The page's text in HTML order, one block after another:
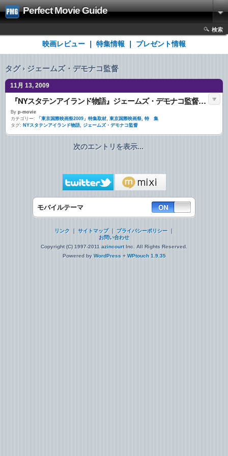
Perfect Movie Guide
検索
映画レビュー 特集情報 プレゼント情報
タグ › ジェームズ・デモナコ監督
11月 13, 2009
『NYスタテンアイランド物語』ジェームズ・デモナコ監督インタビュー
By p-movie
カテゴリー:
「東京国際映画祭2009」特集取材, 東京国際映画祭, 特 集
タグ: NYスタテンアイランド物語, ジェームズ・デモナコ監督
次のエントリを表示...
モバイルテーマ
リンク ｜ サイトマップ｜ プライバシーポリシー｜
お問い合わせ
Copyright (C) 1997-2011 azincourtInc. All Rights Reserved.
Powered by WordPress + WPtouch 1.9.35